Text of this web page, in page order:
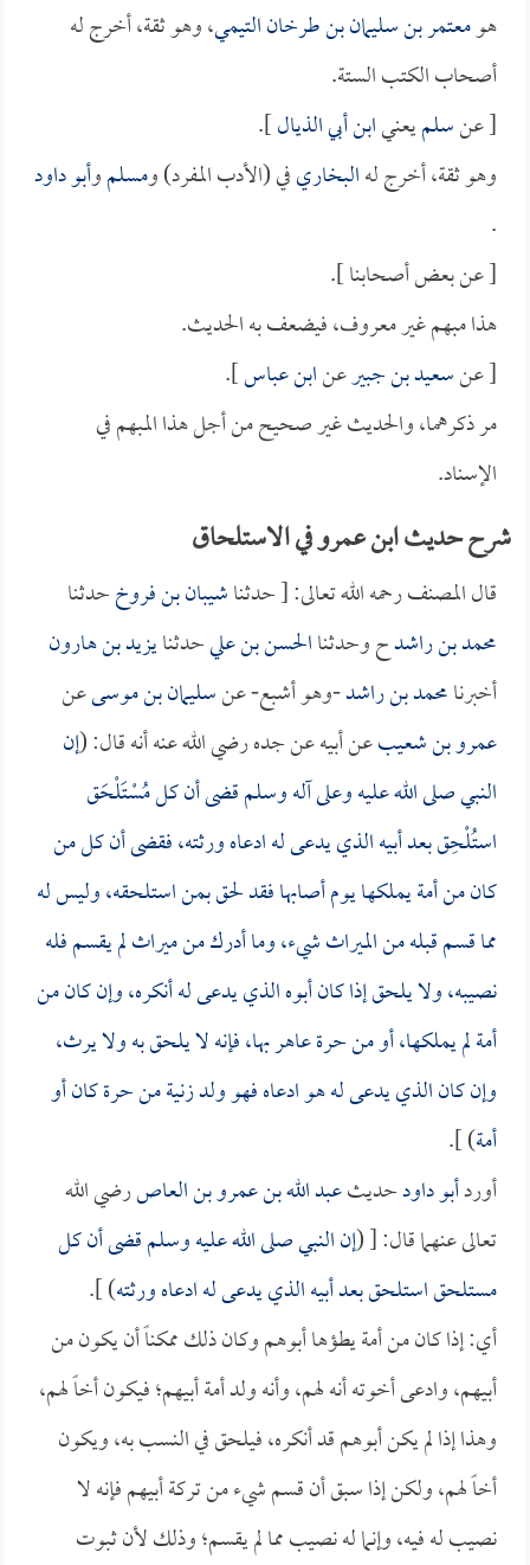
هومعتمر بن سليمان بن طرخان التيمي، وهو ثقة، أخرج له
أصحاب الكتب الستة.
[ عنسلميعنيابن أبي الذيال].
وهو ثقة، أخرج لهالبخاريفي (الأدب المفرد) ومسلموأبو داود
.
[ عن بعض أصحابنا ].
هذا مبهم غير معروف، فيضعف به الحديث.
[ عنسعيد بن جبيرعنابن عباس].
مر ذكرهما، والحديث غير صحيح من أجل هذا المبهم في
الإسناد.
شرح حديث ابن عمرو في الاستلحاق
قال المصنف رحمه الله تعالى: [ حدثناشيبان بن فروخحدثنا
محمد بن راشدح وحدثناالحسن بن عليحدثنايزيد بن هارون
أخبرنامحمد بن راشد-وهو أشبع- عنسليمان بن موسىعن
عمرو بن شعيبعن أبيه عن جده رضي الله عنه أنه قال: (إن
النبي صلى الله عليه وعلى آله وسلم قضى أن كل مُسْتَلْحَق
استُلْحِق بعد أبيه الذي يدعى له ادعاه ورثته، فقضى أن كل من
كان من أمة يملكها يوم أصابها فقد لحق بمن استلحقه، وليس له
مما قسم قبله من الميراث شيء، وما أدرك من ميراث لم يقسم فله
نصيبه، ولا يلحق إذا كان أبوه الذي يدعى له أنكره، وإن كان من
أمة لم يملكها، أو من حرة عاهر بها، فإنه لا يلحق به ولا يرث،
وإن كان الذي يدعى له هو ادعاه فهو ولد زنية من حرة كان أو
أمة) ].
أوردأبو داودحديثعبد الله بن عمرو بن العاصرضي الله
تعالى عنهما قال: [ (إن النبي صلى الله عليه وسلم قضى أن كل
مستلحق استلحق بعد أبيه الذي يدعى له ادعاه ورثته) ].
أي: إذا كان من أمة يطؤها أبوهم وكان ذلك ممكناً أن يكون من
أبيهم، وادعى أخوته أنه لهم، وأنه ولد أمة أبيهم؛ فيكون أخاً لهم،
وهذا إذا لم يكن أبوهم قد أنكره، فيلحق في النسب به، ويكون
أخاً لهم، ولكن إذا سبق أن قسم شيء من تركة أبيهم فإنه لا
نصيب له فيه، وإنما له نصيب مما لم يقسم؛ وذلك لأن ثبوت